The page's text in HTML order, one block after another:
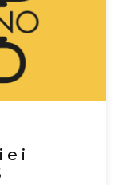
e i